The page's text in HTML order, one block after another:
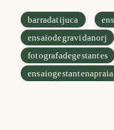
barradatijuca
ensaiodegravidanorj
fotografadegestantes
ensaiogestantenapraia